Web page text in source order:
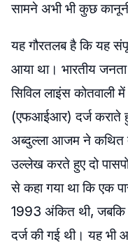
सामने अभी भी कुछ
यह गौरतलब है कि यह
आया था। भारतीय
सिविल लाइंस कोतवाली
(एफआईआर) दर्ज कराते
अब्दुल्ला आजम ने कथित
उल्लेख करते हुए दो
से कहा गया था कि एक
1993 अंकित थी, जबकि
दर्ज की गई थी। यह भी